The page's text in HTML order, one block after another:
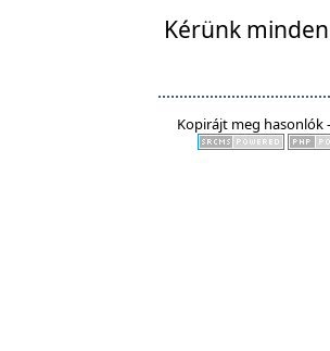
Kérünk
Kopirájt meg hasonlók